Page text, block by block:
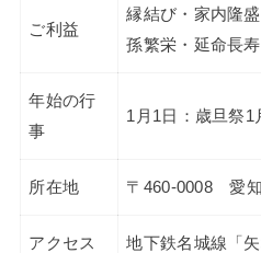
ご利益
縁結び・家内隆
孫繁栄・延命長寿
年始の行
事
1月1日：歳旦祭1
所在地 〒460-0008 愛
アクセス 地下鉄名城線「